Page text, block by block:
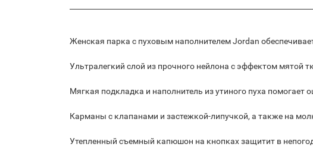
Женская парка с пуховым наполнителем Jordan
Ультралегкий слой из прочного нейлона с эффектом мятой
Мягкая подкладка и наполнитель из утиного пуха помогает
Карманы с клапанами и застежкой-липучкой, а также на
Утепленный съемный капюшон на кнопках защитит в